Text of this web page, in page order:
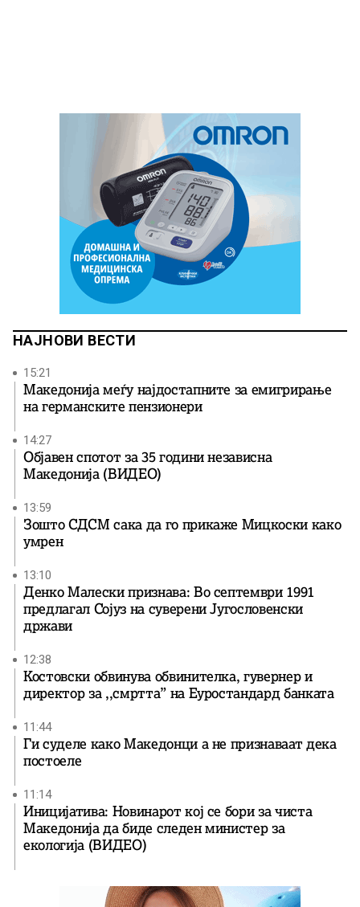
НАЈНОВИ ВЕСТИ
15:21
Македонија меѓу најдостапните за емигрирање
на германските пензионери
14:27
Објавен спотот за 35 години независна
Македонија (ВИДЕО)
13:59
Зошто СДСМ сака да го прикаже Мицкоски како
умрен
13:10
Денко Малески признава: Во септември 1991
предлагал Сојуз на суверени Југословенски
држави
12:38
Костовски обвинува обвинителка, гувернер и
директор за ,,смртта” на Еуростандард банката
11:44
Ги суделе како Македонци а не признаваат дека
постоеле
11:14
Иницијатива: Новинарот кој се бори за чиста
Македонија да биде следен министер за
екологија (ВИДЕО)